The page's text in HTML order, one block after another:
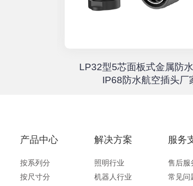
LP32型5芯面板式金属防
IP68防水航空插头厂
产品中心
按系列分
按尺寸分
解决方案
照明行业
机器人行业
服务
售后服
常见问